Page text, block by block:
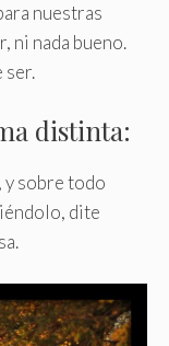
nuestras
ni nada bueno.
ser.
distinta:
y sobre todo
dite